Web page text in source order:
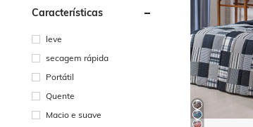
Características
leve
secagem rápida
Portátil
Quente
Macio e suave